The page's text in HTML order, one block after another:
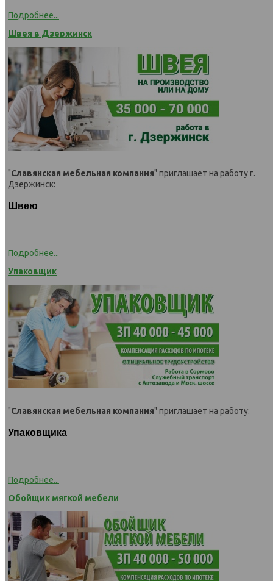
Подробнее...
Швея в Дзержинск
"Славянская мебельная компания" приглашает на работуг.
Дзержинск:
Швею
Подробнее...
Упаковщик
"Славянская мебельная компания" приглашает на работу:
Упаковщика
Подробнее...
Обойщик мягкой мебели